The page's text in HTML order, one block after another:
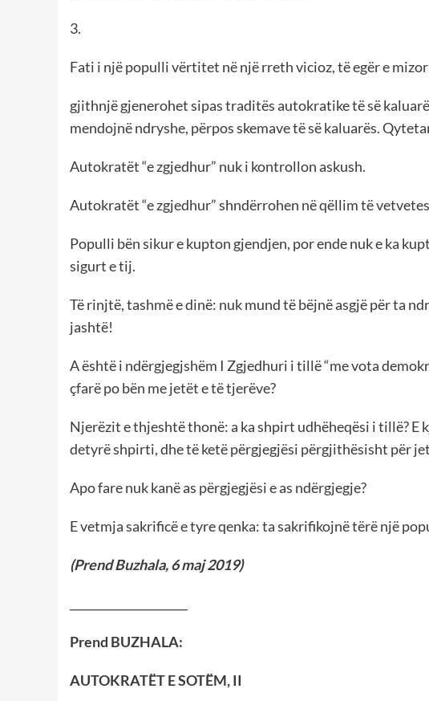
3.
Fati i një populli vërtitet në një rreth vicioz, të egër e
gjithnjë gjenerohet sipas traditës autokratike të së
mendojnë ndryshe, përpos skemave të së kaluarës.
Autokratët “e zgjedhur” nuk i kontrollon askush.
Autokratët “e zgjedhur” shndërrohen në qëllim të
Populli bën sikur e kupton gjendjen, por ende nuk e ka
sigurt e tij.
Të rinjtë, tashmë e dinë: nuk mund të bëjnë asgjë për ta
jashtë!
A është i ndërgjegjshëm I Zgjedhuri i tillë “me vota
çfarë po bën me jetët e të tjerëve?
Njerëzit e thjeshtë thonë: a ka shpirt udhëheqësi i tillë? E
detyrë shpirti, dhe të ketë përgjegjësi përgjithësisht për
Apo fare nuk kanë as përgjegjësi e as ndërgjegje?
E vetmja sakrificë e tyre qenka: ta sakrifikojnë tërë një
(Prend Buzhala, 6 maj 2019)
Prend BUZHALA:
AUTOKRATËT E SOTËM, II